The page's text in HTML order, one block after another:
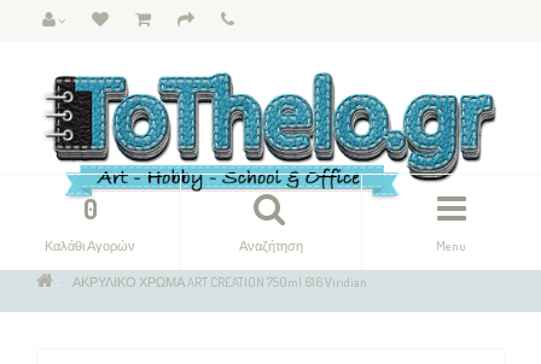
Menu
Αναζήτηση
0
Καλάθι Αγορών
ΑΚΡΥΛΙΚΟ ΧΡΩΜΑ ART CREATION 750ml 616 Viridian